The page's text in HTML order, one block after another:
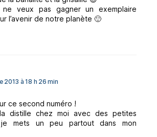
veux pas gagner un exemplaire
l’avenir de notre planète 🙂
:
2013 à 18 h 26 min
ce second numéro !
distille chez moi avec des petites
mets un peu partout dans mon